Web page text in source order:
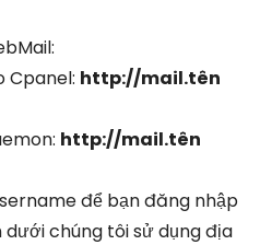
Cpanel: http://mail.tên
http://mail.tên
để bạn đăng nhập
chúng tôi sử dụng địa